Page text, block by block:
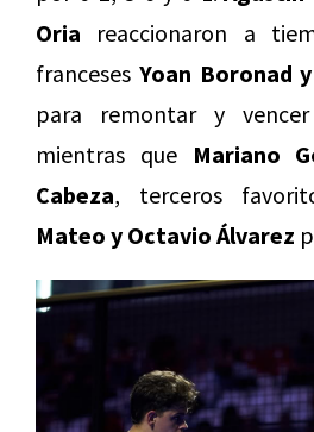
Oria reaccionaron a
franceses Yoan Boronad
para remontar y
mientras que Mariano
Cabeza, terceros
Mateo y Octavio Álvarez